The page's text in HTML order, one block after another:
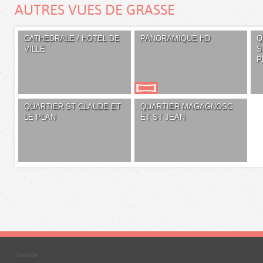
AUTRES VUES DE GRASSE
CATHÉDRALE / HOTEL DE
VILLE
PANORAMIQUE HD
QUARTIER ST CLAUDE ET
LE PLAN
QUARTIER MAGAGNOSC
ET ST JEAN